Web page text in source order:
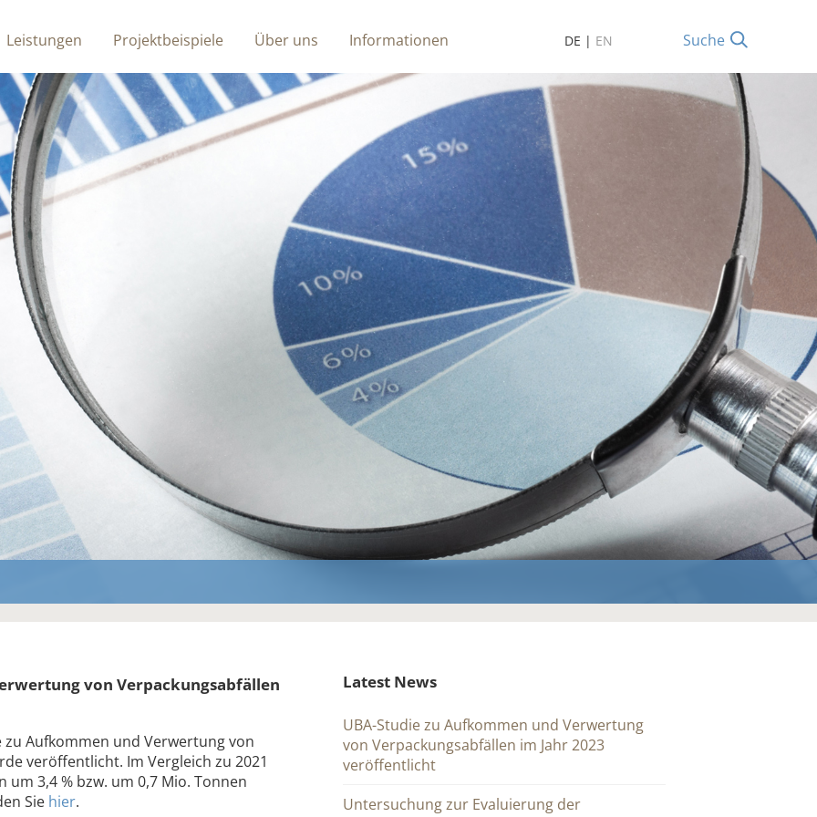
Leistungen Projektbeispiele Über uns Informationen DE | EN Suche
von Verpackungsabfällen
zu Aufkommen und Verwertung von
veröffentlicht. Im Vergleich zu 2021
3,4 % bzw. um 0,7 Mio. Tonnen
Sie hier.
Latest News
UBA-Studie zu Aufkommen und Verwertung
von Verpackungsabfällen im Jahr 2023
veröffentlicht
Untersuchung zur Evaluierung der